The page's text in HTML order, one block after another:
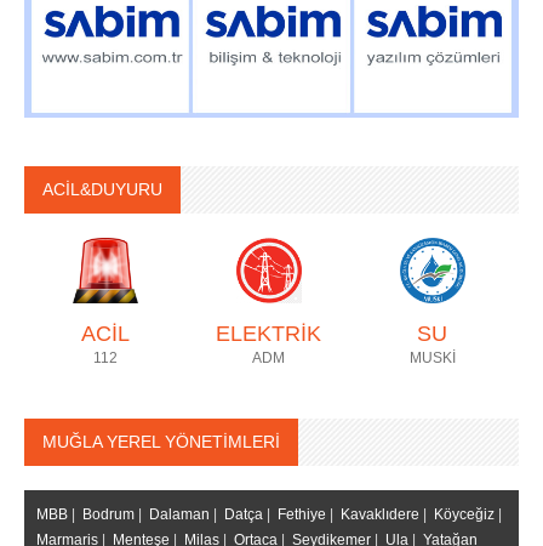
ACİL&DUYURU
ACİL
112
ELEKTRİK
ADM
SU
MUSKİ
MUĞLA YEREL YÖNETİMLERİ
MBB | Bodrum | Dalaman | Datça | Fethiye | Kavaklıdere | Köyceğiz |
Marmaris | Menteşe | Milas | Ortaca | Seydikemer | Ula | Yatağan